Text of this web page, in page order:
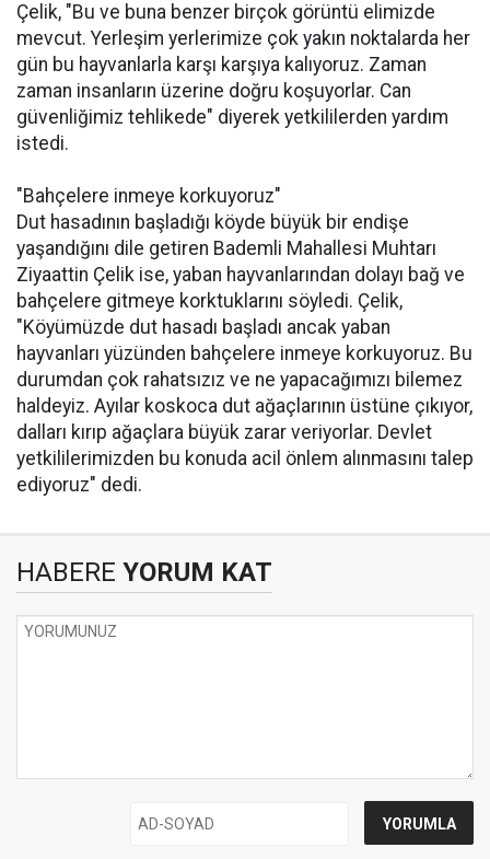
Çelik, "Bu ve buna benzer birçok görüntü elimizde
mevcut. Yerleşim yerlerimize çok yakın noktalarda her
gün bu hayvanlarla karşı karşıya kalıyoruz. Zaman
zaman insanların üzerine doğru koşuyorlar. Can
güvenliğimiz tehlikede" diyerek yetkililerden yardım
istedi.
"Bahçelere inmeye korkuyoruz"
Dut hasadının başladığı köyde büyük bir endişe
yaşandığını dile getiren Bademli Mahallesi Muhtarı
Ziyaattin Çelik ise, yaban hayvanlarından dolayı bağ ve
bahçelere gitmeye korktuklarını söyledi. Çelik,
"Köyümüzde dut hasadı başladı ancak yaban
hayvanları yüzünden bahçelere inmeye korkuyoruz. Bu
durumdan çok rahatsızız ve ne yapacağımızı bilemez
haldeyiz. Ayılar koskoca dut ağaçlarının üstüne çıkıyor,
dalları kırıp ağaçlara büyük zarar veriyorlar. Devlet
yetkililerimizden bu konuda acil önlem alınmasını talep
ediyoruz" dedi.
HABERE YORUM KAT